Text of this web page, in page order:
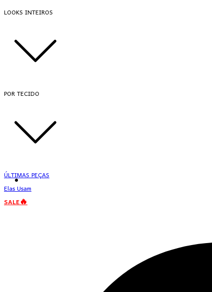
LOOKS INTEIROS
POR TECIDO
ÚLTIMAS PEÇAS
Elas Usam
SALE🔥